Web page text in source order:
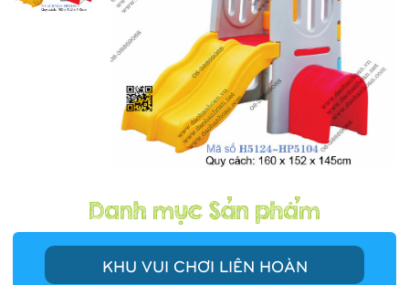
KHU VUI CHƠI LIÊN HOÀN